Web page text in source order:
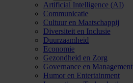
Artificial Intelligence (AI)
Communicatie
Cultuur en Maatschappij
Diversiteit en Inclusie
Duurzaamheid
Economie
Gezondheid en Zorg
Governance en Management
Humor en Entertainment